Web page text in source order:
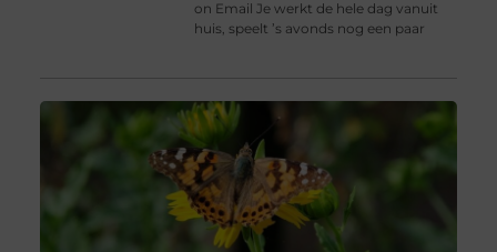
on Email Je werkt de hele dag vanuit
huis, speelt ’s avonds nog een paar